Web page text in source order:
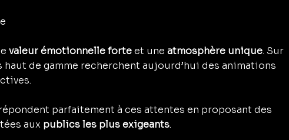
valeur émotionnelle forte et une atmosphère unique. Sur
haut de gamme recherchent aujourd’hui des animations
parfaitement à ces attentes en proposant des
aux publics les plus exigeants.